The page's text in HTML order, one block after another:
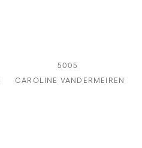
5005
CAROLINE VANDERMEIREN